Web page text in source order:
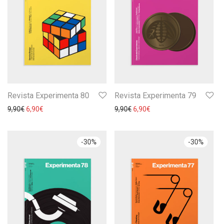
Revista Experimenta 80
9,90€6,90€
Revista Experimenta 79
9,90€6,90€
-30% -30%